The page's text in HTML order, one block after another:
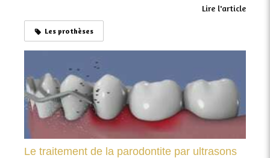
Lire l'article
Les prothèses
Le traitement de la parodontite par ultrasons